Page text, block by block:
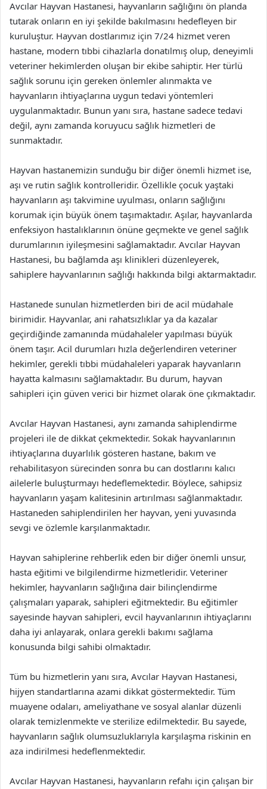
Avcılar Hayvan Hastanesi, hayvanların sağlığını ön planda
tutarak onların en iyi şekilde bakılmasını hedefleyen bir
kuruluştur. Hayvan dostlarımız için 7/24 hizmet veren
hastane, modern tıbbi cihazlarla donatılmış olup, deneyimli
veteriner hekimlerden oluşan bir ekibe sahiptir. Her türlü
sağlık sorunu için gereken önlemler alınmakta ve
hayvanların ihtiyaçlarına uygun tedavi yöntemleri
uygulanmaktadır. Bunun yanı sıra, hastane sadece tedavi
değil, aynı zamanda koruyucu sağlık hizmetleri de
sunmaktadır.
Hayvan hastanemizin sunduğu bir diğer önemli hizmet ise,
aşı ve rutin sağlık kontrolleridir. Özellikle çocuk yaştaki
hayvanların aşı takvimine uyulması, onların sağlığını
korumak için büyük önem taşımaktadır. Aşılar, hayvanlarda
enfeksiyon hastalıklarının önüne geçmekte ve genel sağlık
durumlarının iyileşmesini sağlamaktadır. Avcılar Hayvan
Hastanesi, bu bağlamda aşı klinikleri düzenleyerek,
sahiplere hayvanlarının sağlığı hakkında bilgi aktarmaktadır.
Hastanede sunulan hizmetlerden biri de acil müdahale
birimidir. Hayvanlar, ani rahatsızlıklar ya da kazalar
geçirdiğinde zamanında müdahaleler yapılması büyük
önem taşır. Acil durumları hızla değerlendiren veteriner
hekimler, gerekli tıbbi müdahaleleri yaparak hayvanların
hayatta kalmasını sağlamaktadır. Bu durum, hayvan
sahipleri için güven verici bir hizmet olarak öne çıkmaktadır.
Avcılar Hayvan Hastanesi, aynı zamanda sahiplendirme
projeleri ile de dikkat çekmektedir. Sokak hayvanlarının
ihtiyaçlarına duyarlılık gösteren hastane, bakım ve
rehabilitasyon sürecinden sonra bu can dostlarını kalıcı
ailelerle buluşturmayı hedeflemektedir. Böylece, sahipsiz
hayvanların yaşam kalitesinin artırılması sağlanmaktadır.
Hastaneden sahiplendirilen her hayvan, yeni yuvasında
sevgi ve özlemle karşılanmaktadır.
Hayvan sahiplerine rehberlik eden bir diğer önemli unsur,
hasta eğitimi ve bilgilendirme hizmetleridir. Veteriner
hekimler, hayvanların sağlığına dair bilinçlendirme
çalışmaları yaparak, sahipleri eğitmektedir. Bu eğitimler
sayesinde hayvan sahipleri, evcil hayvanlarının ihtiyaçlarını
daha iyi anlayarak, onlara gerekli bakımı sağlama
konusunda bilgi sahibi olmaktadır.
Tüm bu hizmetlerin yanı sıra, Avcılar Hayvan Hastanesi,
hijyen standartlarına azami dikkat göstermektedir. Tüm
muayene odaları, ameliyathane ve sosyal alanlar düzenli
olarak temizlenmekte ve sterilize edilmektedir. Bu sayede,
hayvanların sağlık olumsuzluklarıyla karşılaşma riskinin en
aza indirilmesi hedeflenmektedir.
Avcılar Hayvan Hastanesi, hayvanların refahı için çalışan bir